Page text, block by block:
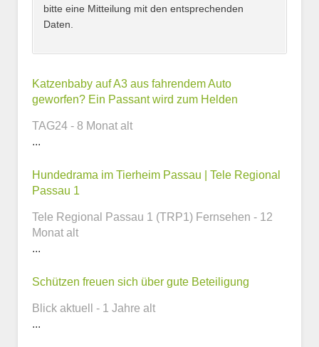
Kontaktmöglichkeiten
E-Mail-Adresse
bitte eine Mitteilung mit den entsprechenden
Daten.
Katzenbaby auf A3 aus fahrendem Auto
geworfen? Ein Passant wird zum Helden
TAG24 - 8 Monat alt
...
Hundedrama im Tierheim Passau | Tele Regional
Passau 1
Tele Regional Passau 1 (TRP1) Fernsehen - 12
Monat alt
...
Schützen freuen sich über gute Beteiligung
Blick aktuell - 1 Jahre alt
...